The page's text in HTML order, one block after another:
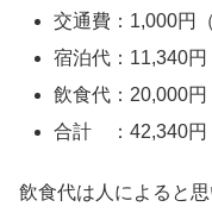
交通費：1,000円
宿泊代：11,340円
飲食代：20,000円
合計 ：42,340円
飲食代は人によると